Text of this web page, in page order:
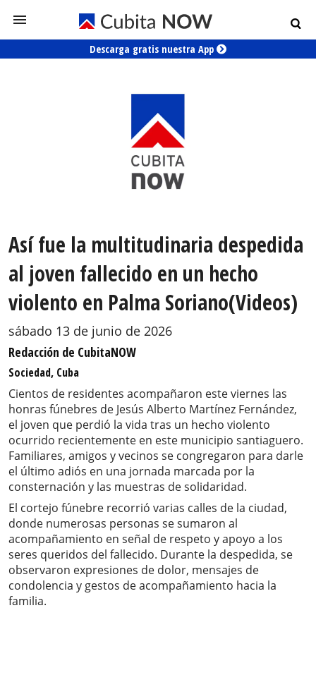
Descarga gratis nuestra App
Así fue la multitudinaria despedida
al joven fallecido en un hecho
violento en Palma Soriano(Videos)
sábado 13 de junio de 2026
Redacción de CubitaNOW
Sociedad, Cuba
Cientos de residentes acompañaron este viernes las
honras fúnebres de Jesús Alberto Martínez Fernández,
el joven que perdió la vida tras un hecho violento
ocurrido recientemente en este municipio santiaguero.
Familiares, amigos y vecinos se congregaron para darle
el último adiós en una jornada marcada por la
consternación y las muestras de solidaridad.
El cortejo fúnebre recorrió varias calles de la ciudad,
donde numerosas personas se sumaron al
acompañamiento en señal de respeto y apoyo a los
seres queridos del fallecido. Durante la despedida, se
observaron expresiones de dolor, mensajes de
condolencia y gestos de acompañamiento hacia la
familia.